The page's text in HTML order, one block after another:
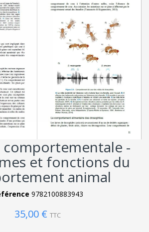
comportementale -
et fonctions du
animal
9782100883943
35,00 € TTC